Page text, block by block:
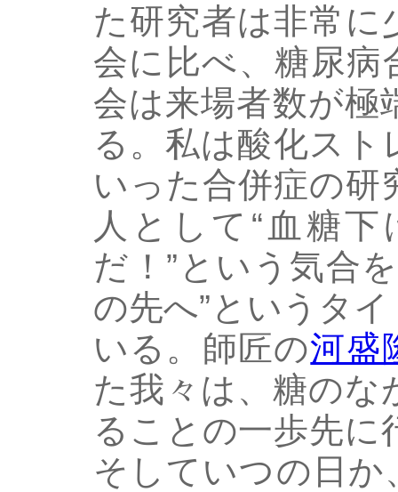
た研究者は非常に
会に比べ、糖尿病
会は来場者数が極
る。私は酸化スト
いった合併症の研
人として“血糖
だ！”という気合
の先へ”というタ
いる。師匠の河盛
た我々は、糖のな
ることの一歩先に
そしていつの日か